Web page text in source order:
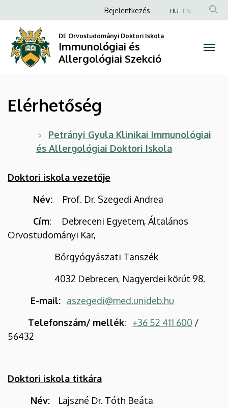
Immunológiai
Allergológiai
Szekció
a
tartalomra
Anonim
fiók
menüje
Bejelentkezés HU EN
DE Orvostudományi Doktori Iskola
Immunológiai és
Allergológiai Szekció
Elérhetőség
Petrányi Gyula Klinikai Immunológiai
és Allergológiai Doktori Iskola
Doktori iskola vezetője
Név: Prof. Dr. Szegedi Andrea
Cím: Debreceni Egyetem, Általános
Orvostudományi Kar,
Bőrgyógyászati Tanszék
4032 Debrecen, Nagyerdei körút 98.
E-mail: aszegedi@med.unideb.hu
Telefonszám/ mellék: +36 52 411 600 /
56432
Doktori iskola titkára
Név: Lajszné Dr. Tóth Beáta